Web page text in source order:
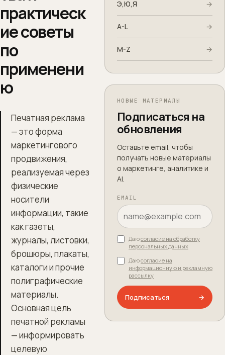
практическ
ие советы
по
применени
ю
Печатная реклама
— это форма
маркетингового
продвижения,
реализуемая через
физические
носители
информации, такие
как газеты,
журналы, листовки,
брошюры, плакаты,
каталоги и прочие
полиграфические
материалы.
Основная цель
печатной рекламы
— информировать
целевую
Э,Ю,Я →
A-L →
M-Z →
НОВЫЕ МАТЕРИАЛЫ
Подписаться на
обновления
Оставьте email, чтобы
получать новые материалы
о маркетинге, аналитике и
AI.
EMAIL
Даюсогласие на обработку
персональных данных
Даюсогласие на
информационную и рекламную
рассылку
Подписаться →